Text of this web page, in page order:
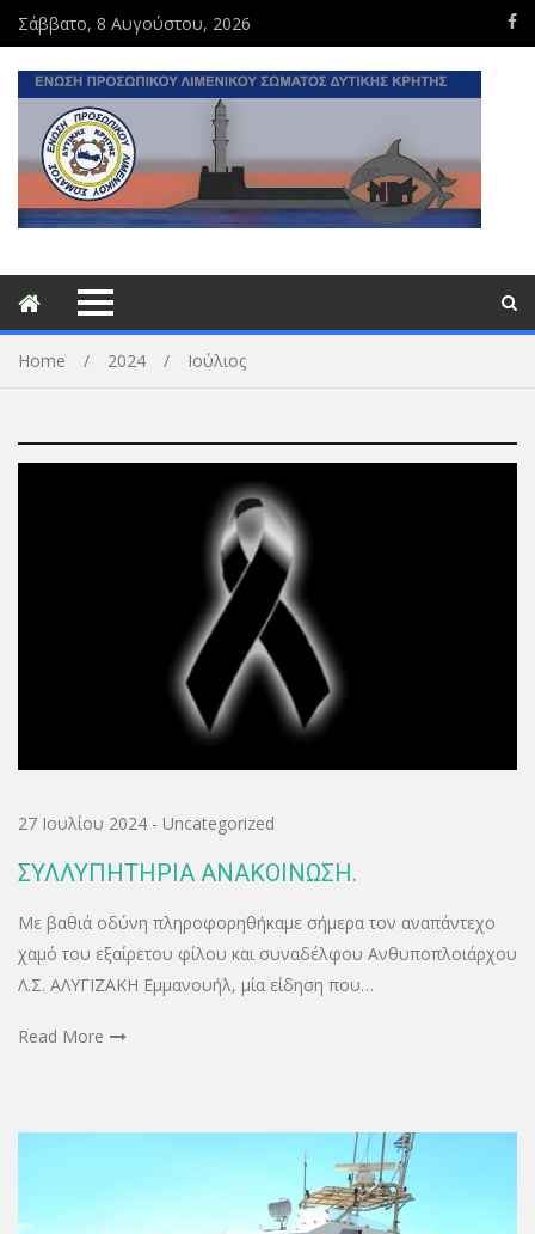
Σάββατο, 8 Αυγούστου, 2026
Home 2024 Ιούλιος
27 Ιουλίου 2024 - Uncategorized
ΣΥΛΛΥΠΗΤΗΡΙΑ ΑΝΑΚΟΙΝΩΣΗ.
Με βαθιά οδύνη πληροφορηθήκαμε σήμερα τον αναπάντεχο
χαμό του εξαίρετου φίλου και συναδέλφου Ανθυποπλοιάρχου
Λ.Σ. ΑΛΥΓΙΖΑΚΗ Εμμανουήλ, μία είδηση που…
Read More